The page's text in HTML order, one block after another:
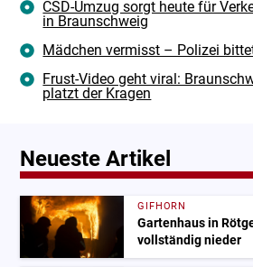
CSD-Umzug sorgt heute für
in Braunschweig
Mädchen vermisst – Polizei
Frust-Video geht viral:
platzt der Kragen
Neueste Artikel
GIFHORN
Gartenhaus in
vollständig nieder